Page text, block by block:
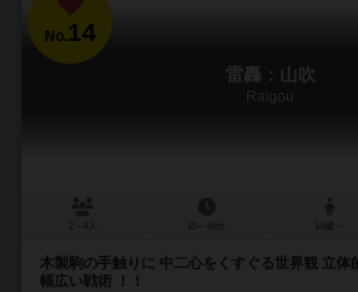
No.14
雷轟：山吹
Raigou
木製駒の手触りに 中二心をくすぐる世界観 立体
幅広い戦術 ！！